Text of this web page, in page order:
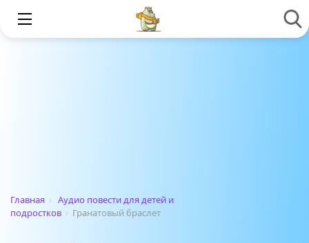
Главная › Аудио повести для детей и
подростков › Гранатовый браслет